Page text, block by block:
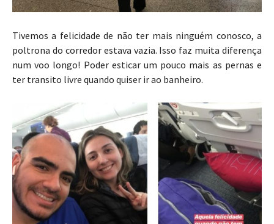
Tivemos a felicidade de não ter mais ninguém conosco, a
poltrona do corredor estava vazia. Isso faz muita diferença
num voo longo! Poder esticar um pouco mais as pernas e
ter transito livre quando quiser ir ao banheiro.